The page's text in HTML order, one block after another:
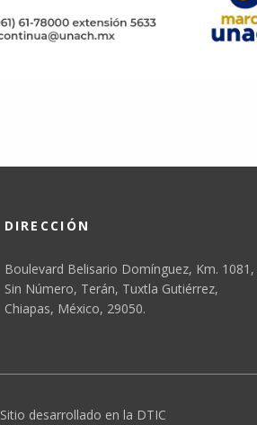
DIRECCIÓN
Boulevard Belisario Domínguez, Km. 1081,
Sin Número, Terán, Tuxtla Gutiérrez,
Chiapas, México, 29050.
Sitio desarrollado en la DTIC